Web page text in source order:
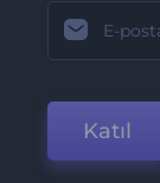
Katıl